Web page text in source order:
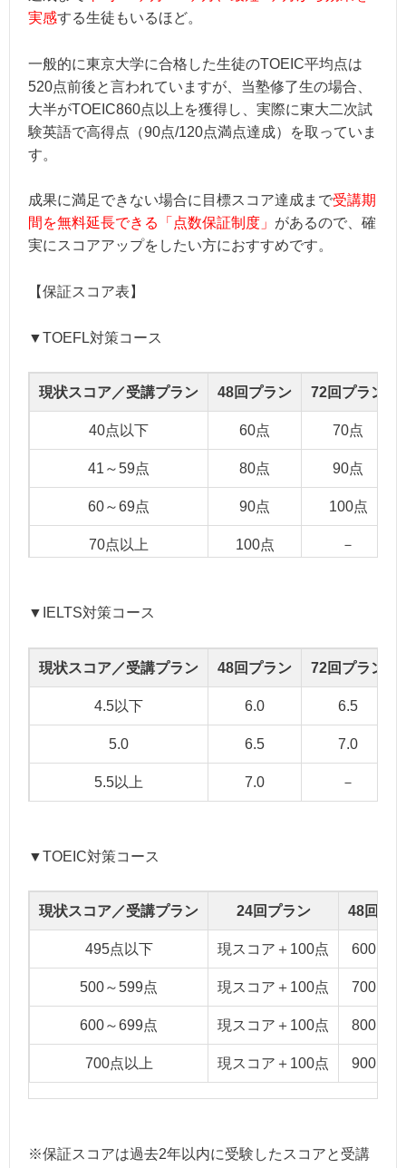
実感する生徒もいるほど。
一般的に東京大学に合格した生徒のTOEIC平均点は
520点前後と言われていますが、当塾修了生の場合、
大半がTOEIC860点以上を獲得し、実際に東大二次試
験英語で高得点（90点/120点満点達成）を取っていま
す。
成果に満足できない場合に目標スコア達成まで受講期
間を無料延長できる「点数保証制度」 があるので、確
実にスコアアップをしたい方におすすめです。
【保証スコア表】
▼TOEFL対策コース
現状スコア／受講プラン 48回プラン 72回プラン
40点以下 60点 70点
41～59点 80点 90点
60～69点 90点 100点
70点以上 100点 －
▼IELTS対策コース
現状スコア／受講プラン 48回プラン 72回プラン
4.5以下 6.0 6.5
5.0 6.5 7.0
5.5以上 7.0 －
▼TOEIC対策コース
現状スコア／受講プラン 24回プラン 48回プ
495点以下 現スコア＋100点 600点
500～599点 現スコア＋100点 700点
600～699点 現スコア＋100点 800点
700点以上 現スコア＋100点 900点
※保証スコアは過去2年以内に受験したスコアと受講